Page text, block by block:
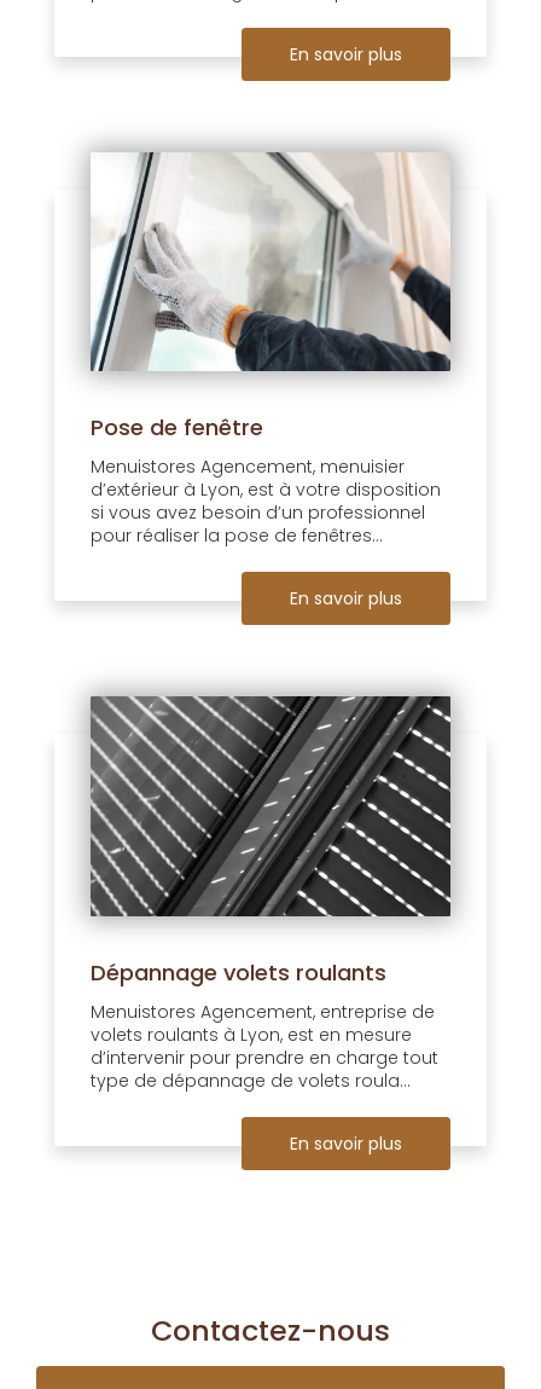
En savoir plus
Pose de fenêtre
Menuistores Agencement, menuisier
d’extérieur à Lyon, est à votre disposition
si vous avez besoin d’un professionnel
pour réaliser la pose de fenêtres...
En savoir plus
Dépannage volets roulants
Menuistores Agencement, entreprise de
volets roulants à Lyon, est en mesure
d’intervenir pour prendre en charge tout
type de dépannage de volets roula...
En savoir plus
Contactez-nous